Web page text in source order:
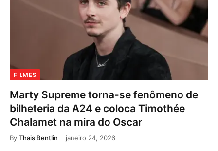
FILMES
Marty Supreme torna-se fenômeno de
bilheteria da A24 e coloca Timothée
Chalamet na mira do Oscar
By Thais Bentlin janeiro 24, 2026